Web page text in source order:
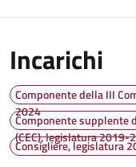
Incarichi
Componente della III
2024
Componente supplente
(CEC), legislatura 2019-
Consigliere, legislatura